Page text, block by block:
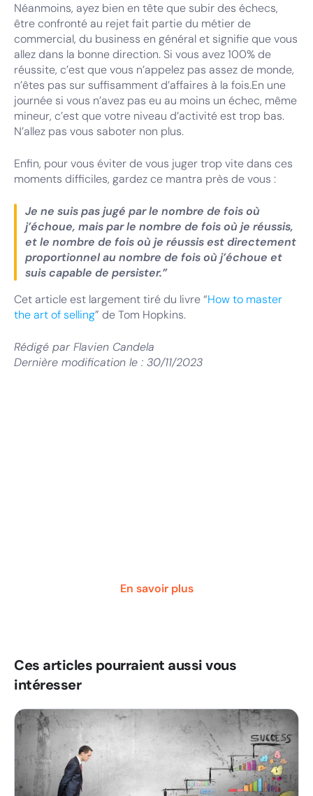
Néanmoins, ayez bien en tête que subir des échecs,
être confronté au rejet fait partie du métier de
commercial, du business en général et signifie que vous
allez dans la bonne direction. Si vous avez 100% de
réussite, c’est que vous n’appelez pas assez de monde,
n’êtes pas sur suffisamment d’affaires à la fois.En une
journée si vous n’avez pas eu au moins un échec, même
mineur, c’est que votre niveau d’activité est trop bas.
N’allez pas vous saboter non plus.
Enfin, pour vous éviter de vous juger trop vite dans ces
moments difficiles, gardez ce mantra près de vous :
Je ne suis pas jugé par le nombre de fois où
j’échoue, mais par le nombre de fois où je réussis,
et le nombre de fois où je réussis est directement
proportionnel au nombre de fois où j’échoue et
suis capable de persister.”
Cet article est largement tiré du livre “How to master
the art of selling” de Tom Hopkins.
Rédigé par Flavien Candela
Dernière modification le : 30/11/2023
En savoir plus
Ces articles pourraient aussi vous
intéresser